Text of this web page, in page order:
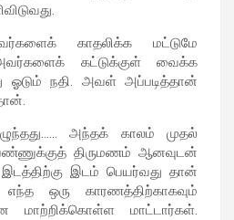
காதலிக்க மட்டுமே
அவர்களைக் கட்டுக்குள் வைக்க
ஓடும் நதி. அவள் அப்படித்தான்
அந்தக் காலம் முதல்
திருமணம் ஆனவுடன்
இடம் பெயர்வது தான்
ஒரு காரணத்திற்காகவும்
மாட்டார்கள்.